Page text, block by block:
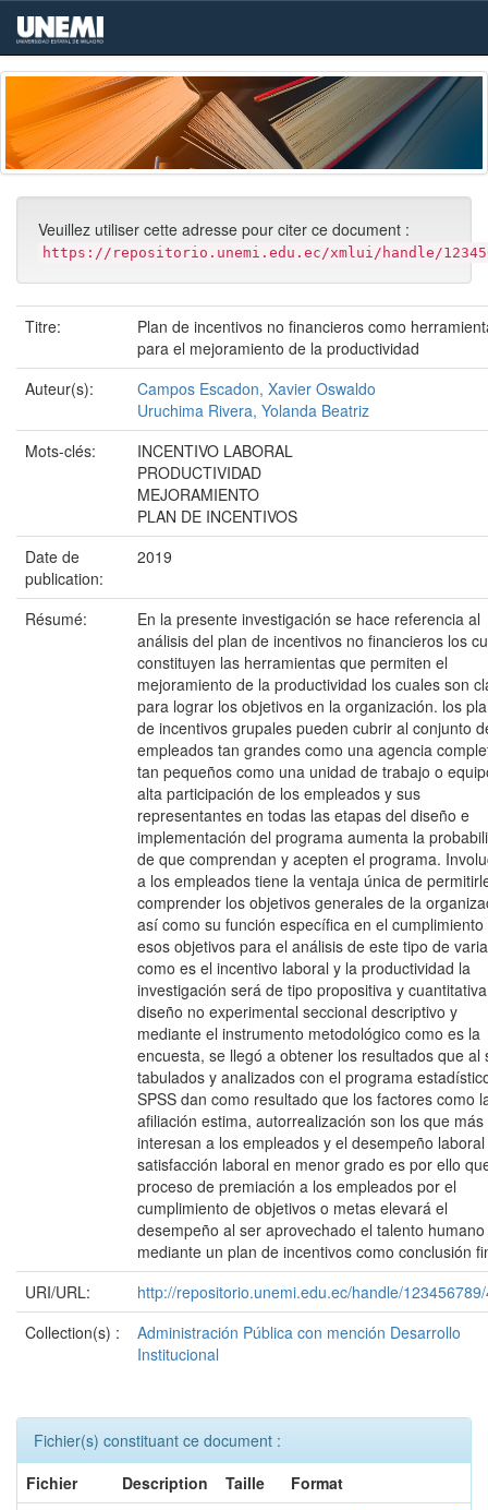
Skip
navigation
Veuillez utiliser cette adresse pour citer ce document :
https://repositorio.unemi.edu.ec/xmlui/handle/
Titre:
Plan de incentivos no financieros como
para el mejoramiento de la productividad
Auteur(s):
Campos Escadon, Xavier Oswaldo
Uruchima Rivera, Yolanda Beatriz
Mots-clés:
INCENTIVO LABORAL
PRODUCTIVIDAD
MEJORAMIENTO
PLAN DE INCENTIVOS
Date de
publication:
2019
Résumé:
En la presente investigación se hace referencia al
análisis del plan de incentivos no financieros los
constituyen las herramientas que permiten el
mejoramiento de la productividad los cuales son
para lograr los objetivos en la organización. los
de incentivos grupales pueden cubrir al conjunto
empleados tan grandes como una agencia
tan pequeños como una unidad de trabajo o
alta participación de los empleados y sus
representantes en todas las etapas del diseño e
implementación del programa aumenta la
de que comprendan y acepten el programa.
a los empleados tiene la ventaja única de
comprender los objetivos generales de la
así como su función específica en el cumplimiento
esos objetivos para el análisis de este tipo de
como es el incentivo laboral y la productividad la
investigación será de tipo propositiva y
diseño no experimental seccional descriptivo y
mediante el instrumento metodológico como es la
encuesta, se llegó a obtener los resultados que al
tabulados y analizados con el programa
SPSS dan como resultado que los factores como
afiliación estima, autorrealización son los que más
interesan a los empleados y el desempeño
satisfacción laboral en menor grado es por ello
proceso de premiación a los empleados por el
cumplimiento de objetivos o metas elevará el
desempeño al ser aprovechado el talento humano
mediante un plan de incentivos como conclusión
URI/URL:
http://repositorio.unemi.edu.ec/handle/
Collection(s) :
Administración Pública con mención Desarrollo
Institucional
Fichier(s) constituant ce document :
Fichier
Description Taille
Format